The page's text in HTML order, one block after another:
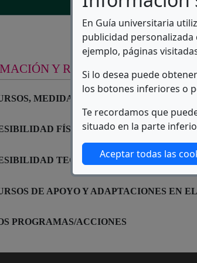
En Guía universitaria
publicidad
ejemplo, páginas
Si lo desea puede obtener
los botones inferiores o
Te recordamos que
situado en la parte
Aceptar todas las
Ir al plan
Ver
Y RECURSOS
MEDIDAS Y ACTUACIONES EN EL
FÍSICA EN DEPENDENCIAS
TECNOLÓGICA Y DE LA
DE APOYO Y ADAPTACIONES EN
PROGRAMAS/ACCIONES